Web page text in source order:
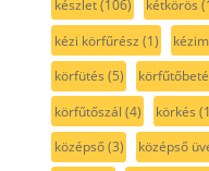
készlet(106) kétkörös
kézi körfűrész (1)
körfütés (5)
körfűtőszál (4) körkés
középső(3) középső